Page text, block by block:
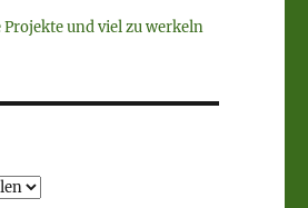
Projekte und viel zu werkeln